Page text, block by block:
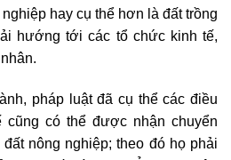
hay cụ thể hơn là đất trồng
hướng tới các tổ chức kinh tế,
pháp luật đã cụ thể các điều
cũng có thể được nhận chuyển
nông nghiệp; theo đó họ phải